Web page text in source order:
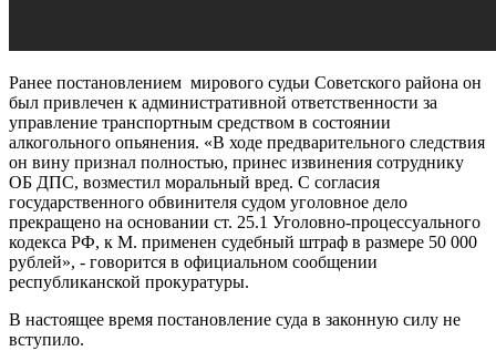
Ранее постановлением мирового судьи Советского района он
был привлечен к административной ответственности за
управление транспортным средством в состоянии
алкогольного опьянения. «В ходе предварительного следствия
он вину признал полностью, принес извинения сотруднику
ОБ ДПС, возместил моральный вред. С согласия
государственного обвинителя судом уголовное дело
прекращено на основании ст. 25.1 Уголовно-процессуального
кодекса РФ, к М. применен судебный штраф в размере 50 000
рублей», - говорится в официальном сообщении
республиканской прокуратуры.
В настоящее время постановление суда в законную силу не
вступило.